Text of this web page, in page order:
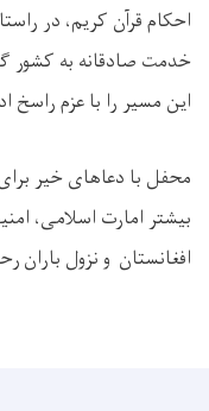
احکام قرآن کریم، در
خدمت صادقانه به کشور
این مسیر را با عزم راسخ
محفل با دعاهای خیر
بیشتر امارت اسلامی،
افغانستان و نزول باران